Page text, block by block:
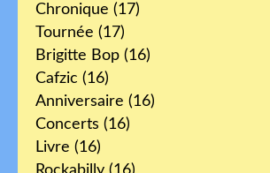
Chronique (17)
Tournée (17)
Brigitte Bop (16)
Cafzic (16)
Anniversaire (16)
Concerts (16)
Livre (16)